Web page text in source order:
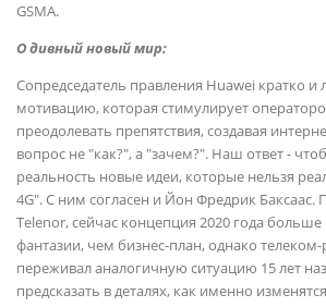
GSMA.
О дивный новый мир:
Сопредседатель правления Huawei кратко и
мотивацию, которая стимулирует
преодолевать препятствия, создавая
вопрос не "как?", а "зачем?". Наш ответ -
реальность новые идеи, которые нельзя
4G". С ним согласен и Йон Фредрик
Telenor, сейчас концепция 2020 года
фантазии, чем бизнес-план, однако
переживал аналогичную ситуацию 15 лет
предсказать в деталях, как именно